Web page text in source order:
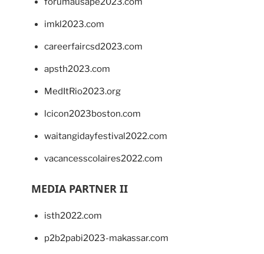
imkl2023.com
careerfaircsd2023.com
apsth2023.com
MedItRio2023.org
lcicon2023boston.com
waitangidayfestival2022.com
vacancesscolaires2022.com
MEDIA PARTNER II
isth2022.com
p2b2pabi2023-makassar.com